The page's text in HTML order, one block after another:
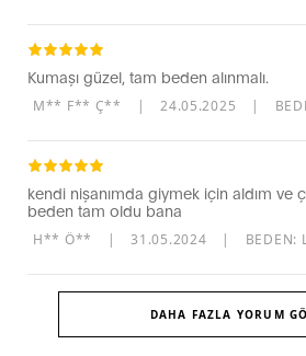
Kumaşı güzel, tam beden alınmalı.
M** F** Ç** | 24.05.2025 |
kendi nişanımda giymek için aldım ve
beden tam oldu bana
H** Ö** | 31.05.2024 | BEDEN:
DAHA FAZLA YORUM